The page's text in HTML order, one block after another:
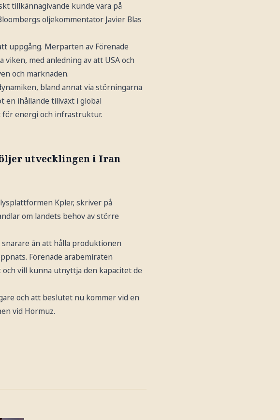
tillkännagivande kunde vara på
oljekommentator Javier Blas
uppgång. Merparten av Förenade
med anledning av att USA och
och marknaden.
bland annat via störningarna
en ihållande tillväxt i global
energi och infrastruktur.
utvecklingen i Iran
Kpler, skriver på
om landets behov av större
än att hålla produktionen
Förenade arabemiraten
vill kunna utnyttja den kapacitet de
och att beslutet nu kommer vid en
vid Hormuz.